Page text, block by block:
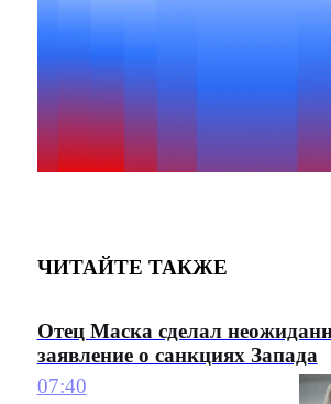
ЧИТАЙТЕ ТАКЖЕ
Отец Маска сделал
заявление о санкциях Запада
07:40